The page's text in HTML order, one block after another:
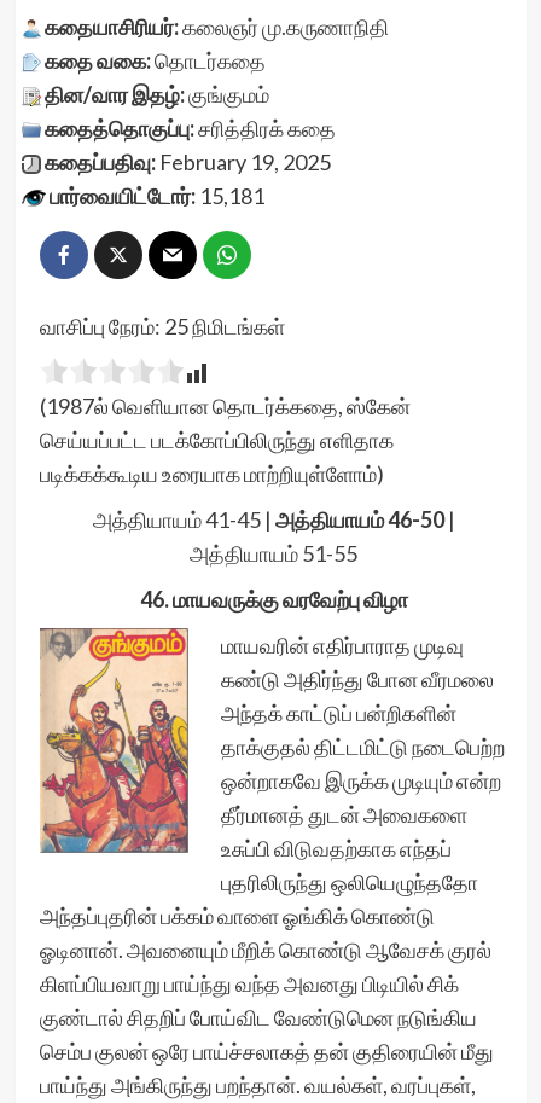
கதையாசிரியர்:கலைஞர் மு.கருணாநிதி
கதை வகை:தொடர்கதை
தின/வார இதழ்:குங்குமம்
கதைத்தொகுப்பு:சரித்திரக் கதை
கதைப்பதிவு:February 19, 2025
பார்வையிட்டோர்:15,181
வாசிப்பு நேரம்: 25நிமிடங்கள்
(1987ல் வெளியான தொடர்க்கதை, ஸ்கேன்
செய்யப்பட்ட படக்கோப்பிலிருந்து எளிதாக
படிக்கக்கூடிய உரையாக மாற்றியுள்ளோம்)
அத்தியாயம் 41-45| அத்தியாயம் 46-50|
அத்தியாயம் 51-55
46. மாயவருக்கு வரவேற்பு விழா
மாயவரின் எதிர்பாராத முடிவு
கண்டு அதிர்ந்து போன வீரமலை
அந்தக் காட்டுப் பன்றிகளின்
தாக்குதல் திட்டமிட்டு நடைபெற்ற
ஒன்றாகவே இருக்க முடியும் என்ற
தீர்மானத் துடன் அவைகளை
உசுப்பி விடுவதற்காக எந்தப்
புதரிலிருந்து ஒலியெழுந்ததோ
அந்தப்புதரின் பக்கம் வாளை ஓங்கிக் கொண்டு
ஓடினான். அவனையும் மீறிக் கொண்டு ஆவேசக் குரல்
கிளப்பியவாறு பாய்ந்து வந்த அவனது பிடியில் சிக்
குண்டால் சிதறிப் போய்விட வேண்டுமென நடுங்கிய
செம்ப குலன் ஒரே பாய்ச்சலாகத் தன் குதிரையின் மீது
பாய்ந்து அங்கிருந்து பறந்தான். வயல்கள், வரப்புகள்,